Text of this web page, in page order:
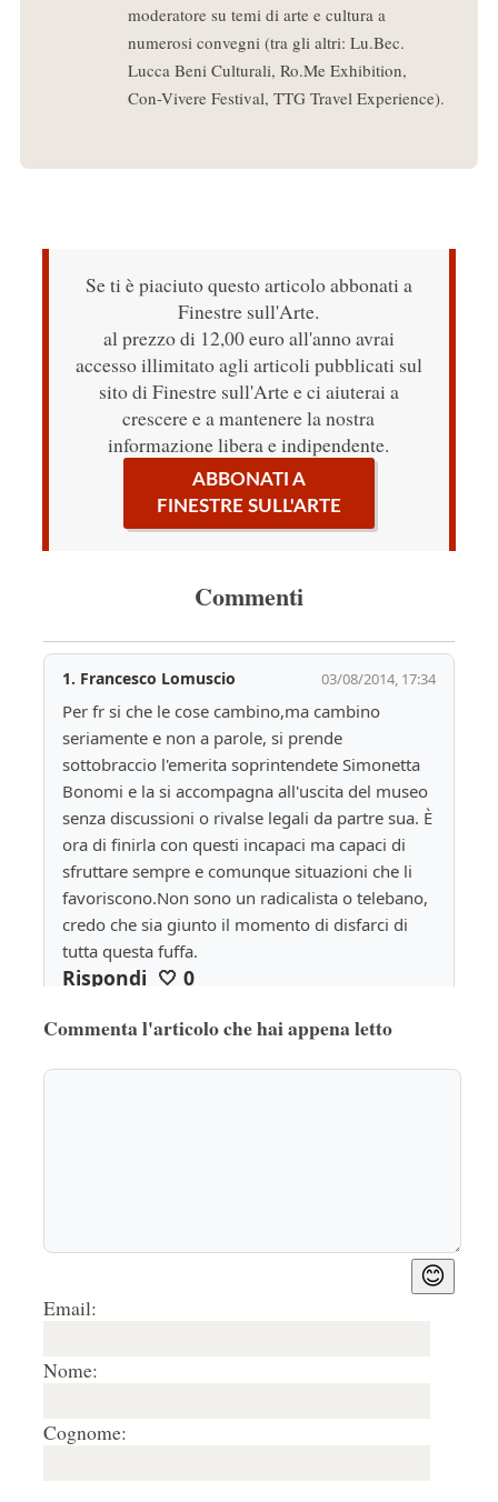
moderatore su temi di arte e cultura a
numerosi convegni (tra gli altri: Lu.Bec.
Lucca Beni Culturali, Ro.Me Exhibition,
Con-Vivere Festival, TTG Travel Experience).
Se ti è piaciuto questo articolo abbonati a
Finestre sull'Arte.
al prezzo di 12,00 euro all'anno avrai
accesso illimitato agli articoli pubblicati sul
sito di Finestre sull'Arte e ci aiuterai a
crescere e a mantenere la nostra
informazione libera e indipendente.
ABBONATI A
FINESTRE SULL'ARTE
Commenti
1. Francesco Lomuscio 03/08/2014, 17:34
Per fr si che le cose cambino,ma cambino
seriamente e non a parole, si prende
sottobraccio l'emerita soprintendete Simonetta
Bonomi e la si accompagna all'uscita del museo
senza discussioni o rivalse legali da partre sua. È
ora di finirla con questi incapaci ma capaci di
sfruttare sempre e comunque situazioni che li
favoriscono.Non sono un radicalista o telebano,
credo che sia giunto il momento di disfarci di
tutta questa fuffa.
Rispondi 🤍 0
poiché sembrerebbe un curriculum vitae,quindi
ho letto molti articoli su i nostri bronzi, chi
Commenta l'articolo che hai appena letto
😊
Email:
Nome:
Cognome: